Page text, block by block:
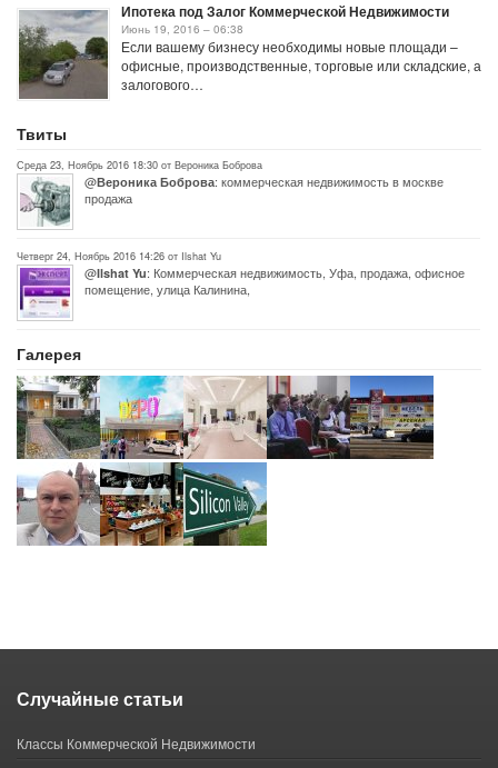
Ипотека под Залог Коммерческой Недвижимости
Июнь 19, 2016 – 06:38
Если вашему бизнесу необходимы новые площади –
офисные, производственные, торговые или складские, а
залогового…
Твиты
Среда 23, Ноябрь 2016 18:30 от Вероника Боброва
@Вероника Боброва: коммерческая недвижимость в москве
продажа
Четверг 24, Ноябрь 2016 14:26 от Ilshat Yu
@Ilshat Yu: Коммерческая недвижимость, Уфа, продажа, офисное
помещение, улица Калинина,
Галерея
Случайные статьи
Классы Коммерческой Недвижимости